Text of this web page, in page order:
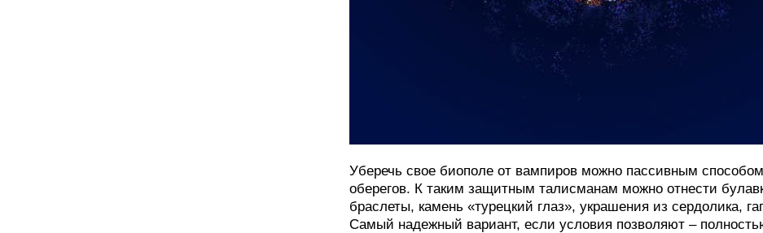
Уберечь свое биополе от вампиров можно пассивным
оберегов. К таким защитным талисманам можно отнести
браслеты, камень «турецкий глаз», украшения из сердолика,
Самый надежный вариант, если условия позволяют –